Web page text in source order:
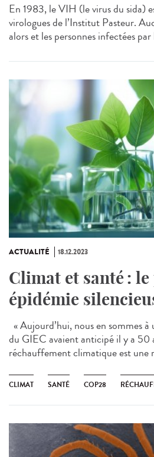
En 1983, le VIH (le virus du sida)
virologues de l’Institut Pasteur.
alors et les personnes infectées
ACTUALITÉ 18.12.2023
Climat et santé :
épidémie
« Aujourd’hui, nous en sommes
du GIEC avaient anticipé il y a 50
réchauffement climatique est une
CLIMAT SANTÉ COP28